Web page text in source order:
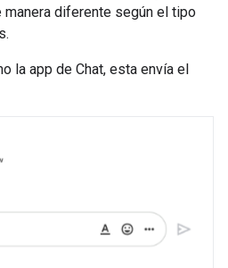
diferente según el tipo
la app de Chat, esta envía el